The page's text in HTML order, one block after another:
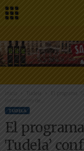
Inicio Tudela
El programa
TUDELA
El
Tudela’